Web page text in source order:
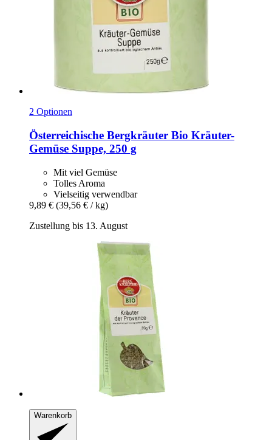
2 Optionen
Österreichische Bergkräuter Bio Kräuter-​
Gemüse Suppe, 250 g
Mit viel Gemüse
Tolles Aroma
Vielseitig verwendbar
9,89 € (39,56 € / kg)
Zustellung bis 13. August
Warenkorb